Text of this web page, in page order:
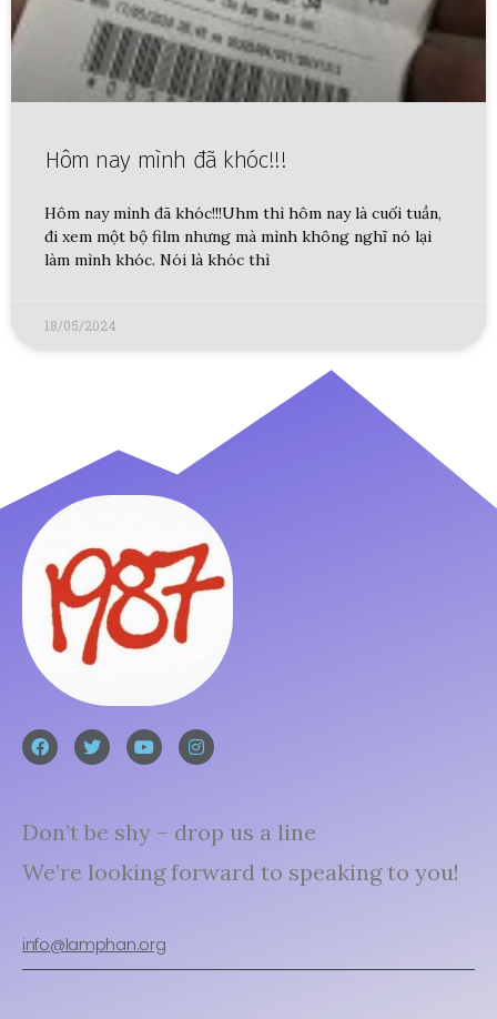
Hôm nay mình đã khóc!!!
Hôm nay mình đã khóc!!!Uhm thì hôm nay là cuối tuần,
đi xem một bộ film nhưng mà mình không nghĩ nó lại
làm mình khóc. Nói là khóc thì
18/05/2024
Don’t be shy – drop us a line
We’re looking forward to speaking to you!
info@lamphan.org